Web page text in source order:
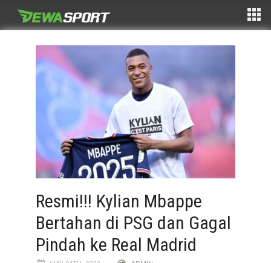
Resmi!!! Kylian Mbappe
Bertahan di PSG dan Gagal
Pindah ke Real Madrid